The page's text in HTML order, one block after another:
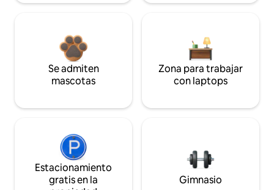
Se admiten
mascotas
Zona para trabajar
con laptops
Estacionamiento
gratis en la
Gimnasio